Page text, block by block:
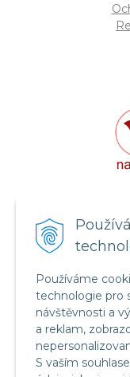
Používáme
technologie pro
návštěvnosti a
a reklam,
S vaším
Certifikát